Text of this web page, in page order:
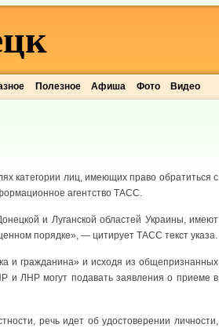
Полезное Афиша Фото Видео
категории лиц, имеющих право обратиться с
агентство ТАСС.
и Луганской областей Украины, имеют
порядке», — цитирует ТАСС текст указа.
и гражданина» и исходя из общепризнанных
и ЛНР могут подавать заявления о приеме в
речь идет об удостоверении личности,